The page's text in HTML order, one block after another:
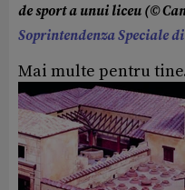
de sport a unui liceu (©
Soprintendenza Speciale
Mai multe pentru